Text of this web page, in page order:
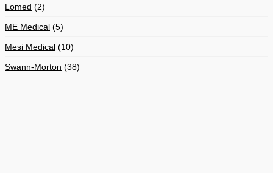
Lomed (2)
ME Medical (5)
Mesi Medical (10)
Swann-Morton (38)